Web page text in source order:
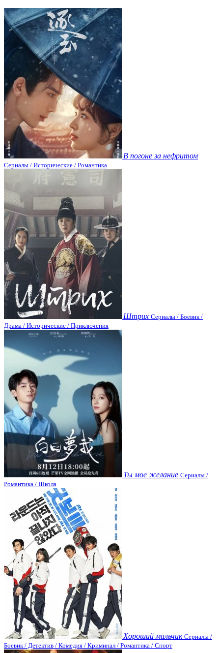
В погоне за нефритом
Сериалы / Исторические / Романтика
Штрих Сериалы / Боевик /
Драма / Исторические / Приключения
Ты мое желание Сериалы /
Романтика / Школа
Хороший мальчик Сериалы /
Боевик / Детектив / Комедия / Криминал / Романтика / Спорт